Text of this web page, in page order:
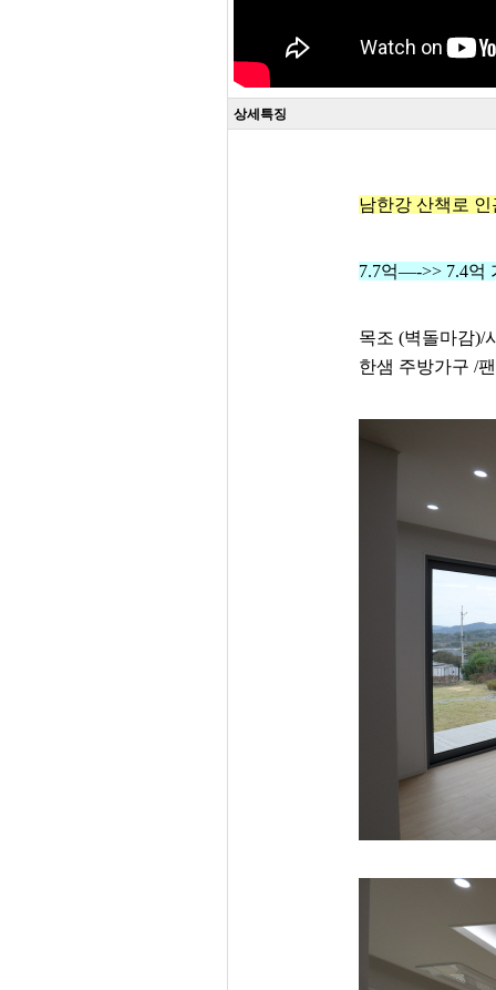
상세특징
남한강 산책로
7.7억—->> 7.4억
목조 (벽돌마감)/
한샘 주방가구 /